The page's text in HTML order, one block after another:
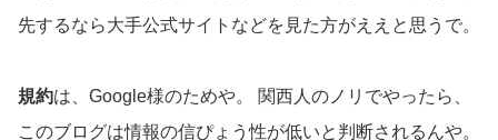
先するなら大手公式サイトなどを見た方がええと思うで。
規約は、Google様のためや。 関西人のノリでやったら、
このブログは情報の信ぴょう性が低いと判断されるんや。